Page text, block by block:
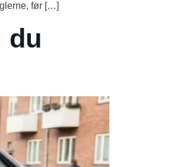
før […]
du